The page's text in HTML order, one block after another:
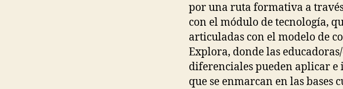
por una ruta formativa a
con el módulo de tecnología,
articuladas con el modelo de
Explora, donde las
diferenciales pueden aplicar
que se enmarcan en las bases